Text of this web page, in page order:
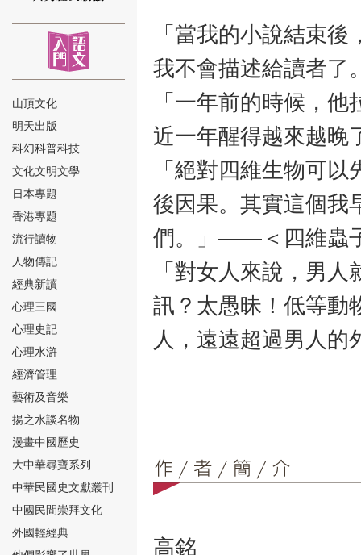
⑫
⑬
⑭
⑮
⑯
山頂文化
明天出版
科幻科普科技
文化文明文學
日本專題
香港專題
流行讀物
人物傳記
經典新讀
心理三國
心理史記
心理水滸
經濟管理
藝術及音樂
揚之水談名物
漫畫中國歷史
大中華尋寶系列
中華民國史文獻叢刊
中國民間崇拜文化
外國輕經典
「當我的小說結束
我不會描述給讀者
「一年前的時候，
近一年醒得越來越
「絕對四維生物可
後因果。其實這個我
們。」——＜四維蟲
「對女人來說，男
訊？太愚昧！低等動
人，遠遠超過男人
高銘